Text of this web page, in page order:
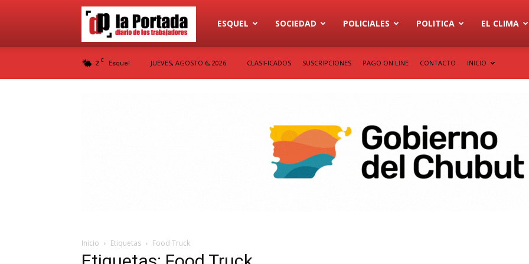
Diario
La
ESQUEL SOCIEDAD POLICIALES POLITICA EL CLIMA
2 C Esquel JUEVES, AGOSTO 6, 2026 CLASIFICADOS SUSCRIPCIONES PAGO ON LINE CONTACTO INICIO
Inicio Etiquetas Food Truck